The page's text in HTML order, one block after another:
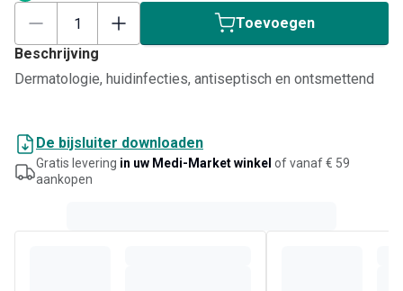
Toevoegen
Beschrijving
Dermatologie, huidinfecties, antiseptisch en ontsmettend
De bijsluiter downloaden
Gratis levering in uw Medi-Market winkel of vanaf € 59
aankopen